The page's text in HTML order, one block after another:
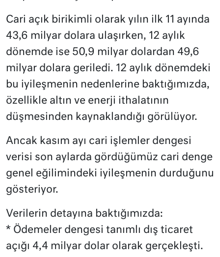
Cari açık birikimli olarak yılın ilk 11 ayında
43,6 milyar dolara ulaşırken, 12 aylık
dönemde ise 50,9 milyar dolardan 49,6
milyar dolara geriledi. 12 aylık dönemdeki
bu iyileşmenin nedenlerine baktığımızda,
özellikle altın ve enerji ithalatının
düşmesinden kaynaklandığı görülüyor.
Ancak kasım ayı cari işlemler dengesi
verisi son aylarda gördüğümüz cari denge
genel eğilimindeki iyileşmenin durduğunu
gösteriyor.
Verilerin detayına baktığımızda:
* Ödemeler dengesi tanımlı dış ticaret
açığı 4,4 milyar dolar olarak gerçekleşti.